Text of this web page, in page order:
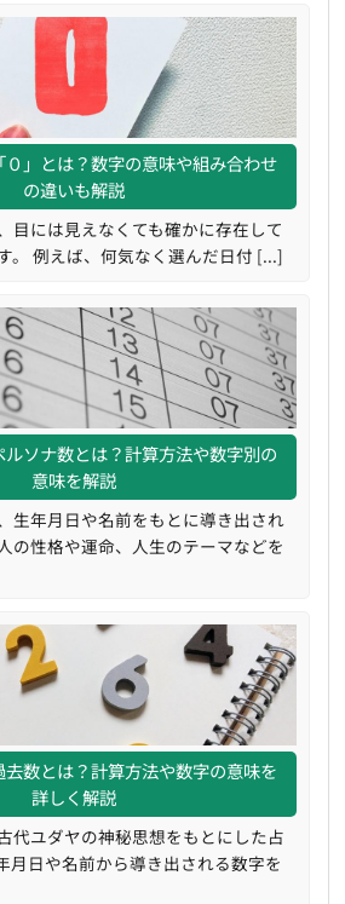
」とは？数字の意味や組み合わせ
の違いも解説
目には見えなくても確かに存在して
。 例えば、何気なく選んだ日付 [...]
ソナ数とは？計算方法や数字別の
意味を解説
生年月日や名前をもとに導き出され
の性格や運命、人生のテーマなどを
数とは？計算方法や数字の意味を
詳しく解説
代ユダヤの神秘思想をもとにした占
月日や名前から導き出される数字を